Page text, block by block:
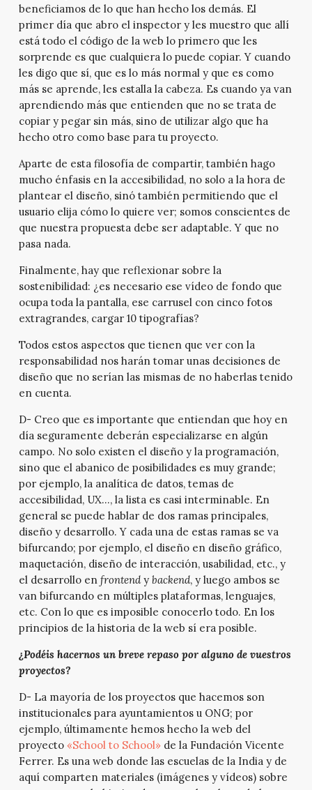
beneficiamos de lo que han hecho los demás. El
primer día que abro el inspector y les muestro que allí
está todo el código de la web lo primero que les
sorprende es que cualquiera lo puede copiar. Y cuando
les digo que sí, que es lo más normal y que es como
más se aprende, les estalla la cabeza. Es cuando ya van
aprendiendo más que entienden que no se trata de
copiar y pegar sin más, sino de utilizar algo que ha
hecho otro como base para tu proyecto.
Aparte de esta filosofía de compartir, también hago
mucho énfasis en la accesibilidad, no solo a la hora de
plantear el diseño, sinó también permitiendo que el
usuario elija cómo lo quiere ver; somos conscientes de
que nuestra propuesta debe ser adaptable. Y que no
pasa nada.
Finalmente, hay que reflexionar sobre la
sostenibilidad: ¿es necesario ese vídeo de fondo que
ocupa toda la pantalla, ese carrusel con cinco fotos
extragrandes, cargar 10 tipografías?
Todos estos aspectos que tienen que ver con la
responsabilidad nos harán tomar unas decisiones de
diseño que no serían las mismas de no haberlas tenido
en cuenta.
D- Creo que es importante que entiendan que hoy en
día seguramente deberán especializarse en algún
campo. No solo existen el diseño y la programación,
sino que el abanico de posibilidades es muy grande;
por ejemplo, la analítica de datos, temas de
accesibilidad, UX…, la lista es casi interminable. En
general se puede hablar de dos ramas principales,
diseño y desarrollo. Y cada una de estas ramas se va
bifurcando; por ejemplo, el diseño en diseño gráfico,
maquetación, diseño de interacción, usabilidad, etc., y
el desarrollo en frontendy backend, y luego ambos se
van bifurcando en múltiples plataformas, lenguajes,
etc. Con lo que es imposible conocerlo todo. En los
principios de la historia de la web sí era posible.
¿Podéis hacernos un breve repaso por alguno de vuestros
proyectos?
D- La mayoría de los proyectos que hacemos son
institucionales para ayuntamientos u ONG; por
ejemplo, últimamente hemos hecho la web del
proyecto «School to School»de la Fundación Vicente
Ferrer. Es una web donde las escuelas de la India y de
aquí comparten materiales (imágenes y vídeos) sobre